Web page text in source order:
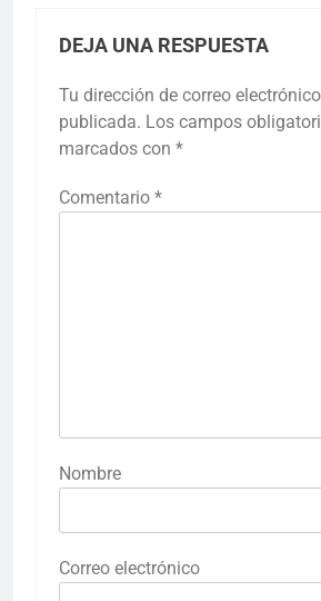
DEJA UNA RESPUESTA
Tu dirección de correo
publicada. Los campos
marcados con *
Comentario *
Nombre
Correo electrónico